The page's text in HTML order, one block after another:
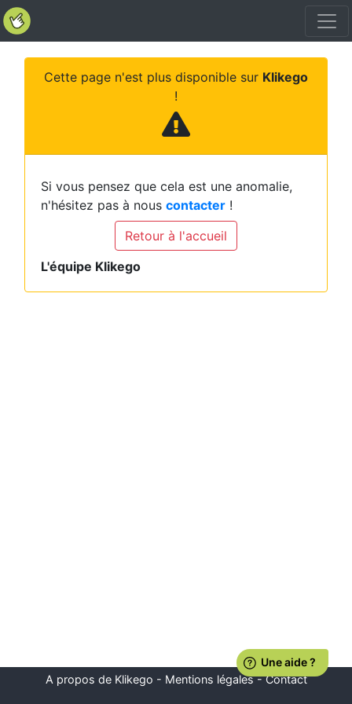
Cette page n'est plus disponible sur Klikego
!
Si vous pensez que cela est une anomalie,
n'hésitez pas à nous contacter !
Retour à l'accueil
L'équipe Klikego
A propos de Klikego - Mentions légales-Contact